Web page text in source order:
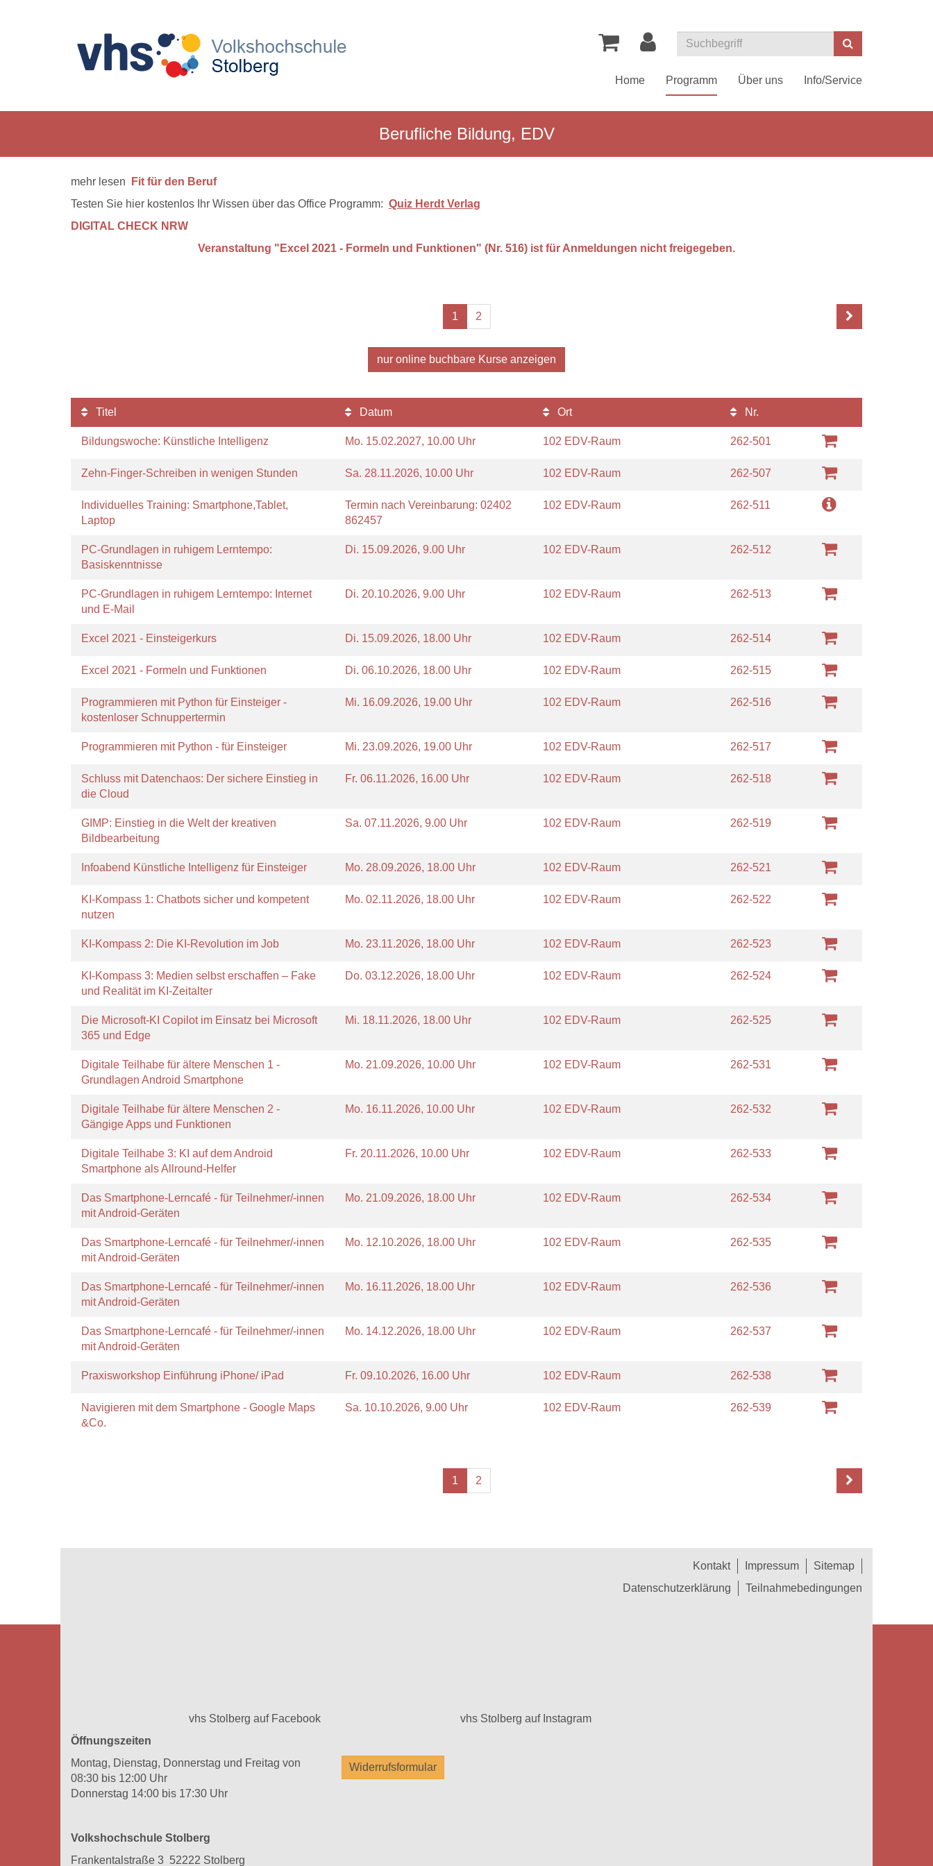
Suchen
Home Programm Über uns Info/Service
Berufliche Bildung, EDV
mehr lesen
Fit für den Beruf
Testen Sie hier kostenlos Ihr Wissen über das Office Programm: Quiz Herdt Verlag
DIGITAL CHECK NRW
Veranstaltung "Excel 2021 - Formeln und Funktionen" (Nr. 516) ist für Anmeldungen nicht freigegeben.
1 2
nur online buchbare Kurse anzeigen
Titel Datum Ort Nr.
Bildungswoche: Künstliche Intelligenz Mo. 15.02.2027, 10.00 Uhr 102 EDV-Raum 262-501
Zehn-Finger-Schreiben in wenigen Stunden Sa. 28.11.2026, 10.00 Uhr 102 EDV-Raum 262-507
Individuelles Training: Smartphone,Tablet,
Laptop
Termin nach Vereinbarung: 02402
862457
102 EDV-Raum 262-511
PC-Grundlagen in ruhigem Lerntempo:
Basiskenntnisse
Di. 15.09.2026, 9.00 Uhr 102 EDV-Raum 262-512
PC-Grundlagen in ruhigem Lerntempo: Internet
und E-Mail
Di. 20.10.2026, 9.00 Uhr 102 EDV-Raum 262-513
Excel 2021 - Einsteigerkurs Di. 15.09.2026, 18.00 Uhr 102 EDV-Raum 262-514
Excel 2021 - Formeln und Funktionen Di. 06.10.2026, 18.00 Uhr 102 EDV-Raum 262-515
Programmieren mit Python für Einsteiger -
kostenloser Schnuppertermin
Mi. 16.09.2026, 19.00 Uhr 102 EDV-Raum 262-516
Programmieren mit Python - für Einsteiger Mi. 23.09.2026, 19.00 Uhr 102 EDV-Raum 262-517
Schluss mit Datenchaos: Der sichere Einstieg in
die Cloud
Fr. 06.11.2026, 16.00 Uhr 102 EDV-Raum 262-518
GIMP: Einstieg in die Welt der kreativen
Bildbearbeitung
Sa. 07.11.2026, 9.00 Uhr 102 EDV-Raum 262-519
Infoabend Künstliche Intelligenz für Einsteiger Mo. 28.09.2026, 18.00 Uhr 102 EDV-Raum 262-521
KI-Kompass 1: Chatbots sicher und kompetent
nutzen
Mo. 02.11.2026, 18.00 Uhr 102 EDV-Raum 262-522
KI-Kompass 2: Die KI-Revolution im Job Mo. 23.11.2026, 18.00 Uhr 102 EDV-Raum 262-523
KI-Kompass 3: Medien selbst erschaffen – Fake
und Realität im KI-Zeitalter
Do. 03.12.2026, 18.00 Uhr 102 EDV-Raum 262-524
Die Microsoft-KI Copilot im Einsatz bei Microsoft
365 und Edge
Mi. 18.11.2026, 18.00 Uhr 102 EDV-Raum 262-525
Digitale Teilhabe für ältere Menschen 1 -
Grundlagen Android Smartphone
Mo. 21.09.2026, 10.00 Uhr 102 EDV-Raum 262-531
Digitale Teilhabe für ältere Menschen 2 -
Gängige Apps und Funktionen
Mo. 16.11.2026, 10.00 Uhr 102 EDV-Raum 262-532
Digitale Teilhabe 3: KI auf dem Android
Smartphone als Allround-Helfer
Fr. 20.11.2026, 10.00 Uhr 102 EDV-Raum 262-533
Das Smartphone-Lerncafé - für Teilnehmer/-innen
mit Android-Geräten
Mo. 21.09.2026, 18.00 Uhr 102 EDV-Raum 262-534
Das Smartphone-Lerncafé - für Teilnehmer/-innen
mit Android-Geräten
Mo. 12.10.2026, 18.00 Uhr 102 EDV-Raum 262-535
Das Smartphone-Lerncafé - für Teilnehmer/-innen
mit Android-Geräten
Mo. 16.11.2026, 18.00 Uhr 102 EDV-Raum 262-536
Das Smartphone-Lerncafé - für Teilnehmer/-innen
mit Android-Geräten
Mo. 14.12.2026, 18.00 Uhr 102 EDV-Raum 262-537
Praxisworkshop Einführung iPhone/ iPad Fr. 09.10.2026, 16.00 Uhr 102 EDV-Raum 262-538
Navigieren mit dem Smartphone - Google Maps
&Co.
Sa. 10.10.2026, 9.00 Uhr 102 EDV-Raum 262-539
1 2
vhs Stolberg auf Facebook
Öffnungszeiten
Montag, Dienstag, Donnerstag und Freitag von
08:30 bis 12:00 Uhr
Donnerstag 14:00 bis 17:30 Uhr
Volkshochschule Stolberg
Frankentalstraße 3 52222 Stolberg
vhs Stolberg auf Instagram
Widerrufsformular
Kontakt Impressum
Sitemap
Datenschutzerklärung
Teilnahmebedingungen